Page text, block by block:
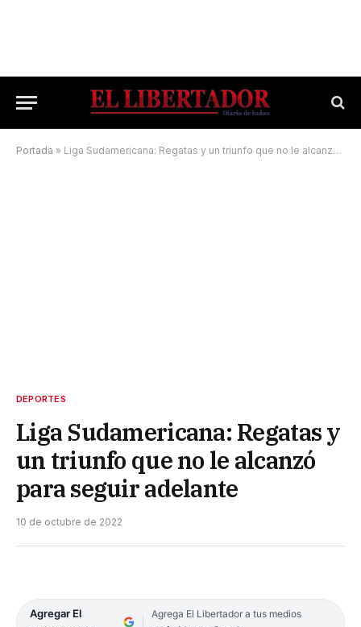
Portada » Liga Sudamericana: Regatas y un triunfo que no le alcanzó para seguir adelante
DEPORTES
Liga Sudamericana: Regatas y
un triunfo que no le alcanzó
para seguir adelante
10 de octubre de 2022
Agregar El
Agrega El Libertador a tus medios